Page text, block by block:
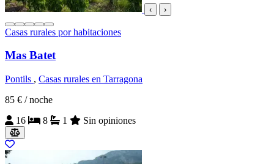
‹ ›
Casas rurales por habitaciones
Mas Batet
Pontils , Casas rurales en Tarragona
85 € / noche
16
8 1 Sin opiniones